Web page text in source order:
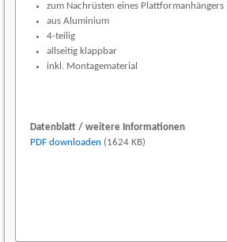
zum Nachrüsten eines Plattformanhängers
aus Aluminium
4-teilig
allseitig klappbar
inkl. Montagematerial
Datenblatt / weitere Informationen
PDF downloaden (1624 KB)